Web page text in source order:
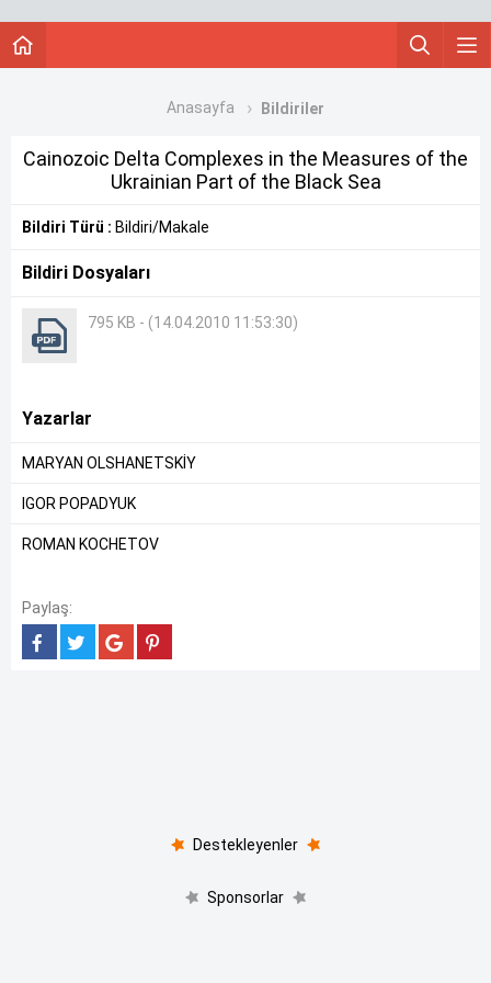
Anasayfa Bildiriler
Cainozoic Delta Complexes in the Measures of the
Ukrainian Part of the Black Sea
Bildiri Türü : Bildiri/Makale
Bildiri Dosyaları
795 KB - (14.04.2010 11:53:30)
Yazarlar
MARYAN OLSHANETSKİY
IGOR POPADYUK
ROMAN KOCHETOV
Paylaş:
Destekleyenler
Sponsorlar